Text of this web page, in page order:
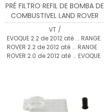
PRÉ FILTRO REFIL DE BOMBA DE
COMBUSTIVEL LAND ROVER
VT /
EVOQUE 2.2 de 2012 até ... RANGE
ROVER 2.2 de 2012 até ... RANGE
ROVER 2.0 de 2012 até ... EVOQUE